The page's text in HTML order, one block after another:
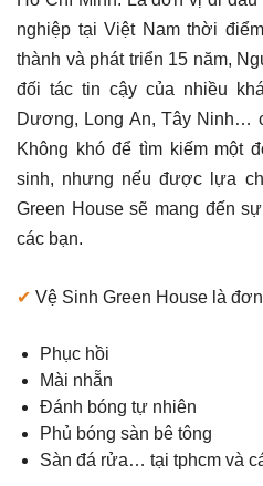
nghiệp tại Việt Nam thời
thành và phát triển 15 năm,
đối tác tin cậy của nhiều
Dương, Long An, Tây Ninh…
Không khó để tìm kiếm một
sinh, nhưng nếu được lựa
Green House sẽ mang đến
các bạn.
✔ Vệ Sinh Green House là
Phục hồi
Mài nhẵn
Đánh bóng tự nhiên
Phủ bóng sàn bê tông
Sàn đá rửa… tại tphcm và